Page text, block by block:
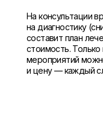
На консультации
на диагностику
составит план
стоимость. Только
мероприятий
и цену — каждый